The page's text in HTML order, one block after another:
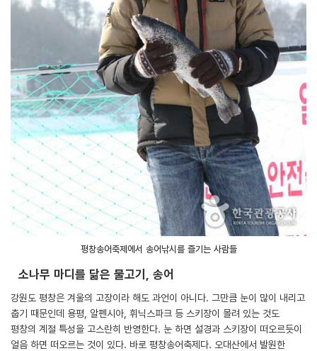
평창송어축제에서 송어낚시를 즐기는 사람들
소나무 마디를 닮은 물고기, 송어
강원도 평창은 겨울의 고장이라 해도 과언이 아니다. 그만큼 눈이 많이 내리고
춥기 때문인데 용평, 알펜시아, 휘닉스파크 등 스키장이 몰려 있는 것도
평창의 계절 특성을 고스란히 반영한다. 눈 하면 설경과 스키장이 떠오르듯이
얼음 하면 떠오르는 것이 있다. 바로 평창송어축제다. 오대산에서 발원한